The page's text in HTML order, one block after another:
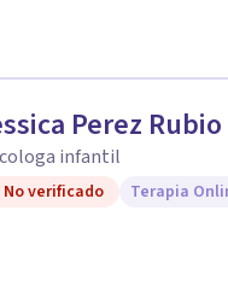
Perez Rubio
infantil
No verificado Terapia